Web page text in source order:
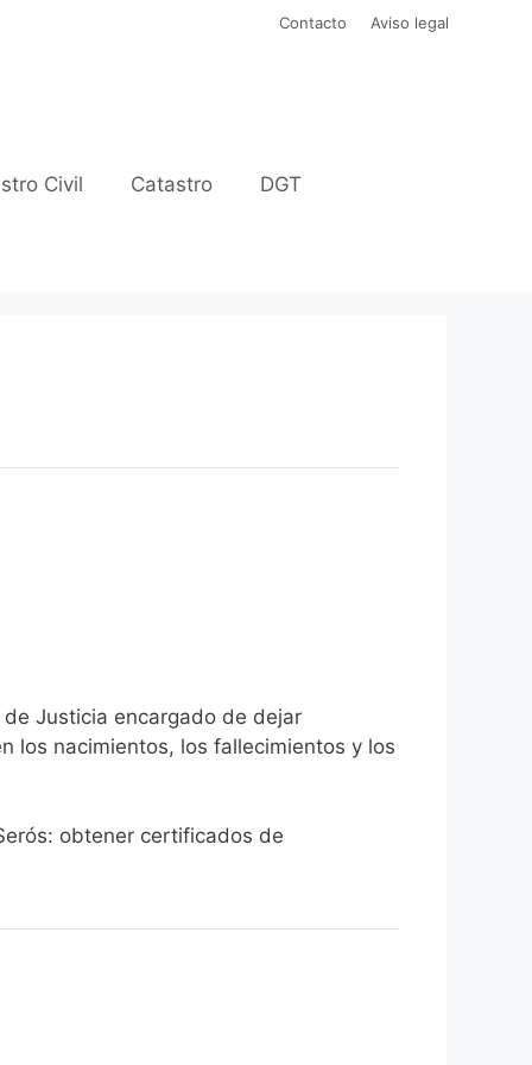
Contacto Aviso legal
Civil Catastro DGT
Justicia encargado de dejar
los nacimientos, los fallecimientos y los
obtener certificados de